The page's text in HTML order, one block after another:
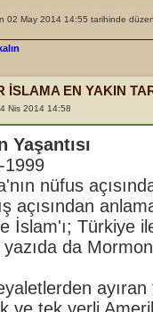
02 May 2014 14:55 tarihinde
İSLAMA EN YAKIN
Nis 2014 14:58
Yaşantısı
1999
nüfus
açısından
İslam'ı; Türkiye
da